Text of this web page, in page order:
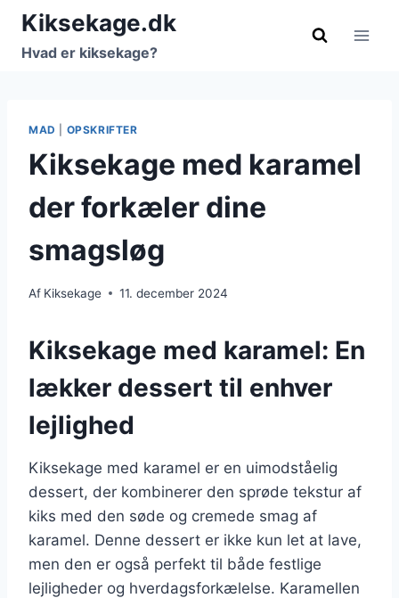
Fortsæt
indhold
Kiksekage.dk
Hvad er kiksekage?
MAD OPSKRIFTER
Kiksekage med karamel
der forkæler dine
smagsløg
Af Kiksekage 11. december 2024
Kiksekage med karamel: En
lækker dessert til enhver
lejlighed
Kiksekage med karamel er en uimodståelig
dessert, der kombinerer den sprøde tekstur af
kiks med den søde og cremede smag af
karamel. Denne dessert er ikke kun let at lave,
men den er også perfekt til både festlige
lejligheder og hverdagsforkælelse. Karamellen